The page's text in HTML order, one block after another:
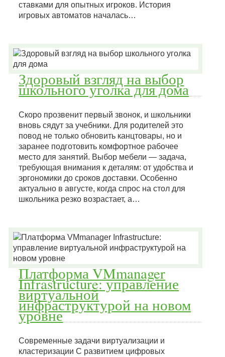
ставками для опытных игроков. История
игровых автоматов началась…
Здоровый взгляд на выбор
школьного уголка для дома
Скоро прозвенит первый звонок, и школьники
вновь сядут за учебники. Для родителей это
повод не только обновить канцтовары, но и
заранее подготовить комфортное рабочее
место для занятий. Выбор мебели — задача,
требующая внимания к деталям: от удобства и
эргономики до сроков доставки. Особенно
актуально в августе, когда спрос на стол для
школьника резко возрастает, а…
Платформа VMmanager
Infrastructure: управление
виртуальной
инфраструктурой на новом
уровне
Современные задачи виртуализации и
кластеризации С развитием цифровых